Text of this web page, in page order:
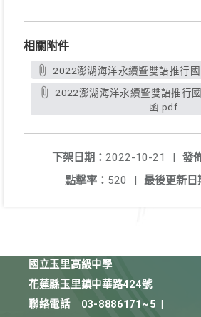
相關附件
2022澎湖海洋永續暨雙語推行
函.pdf
發
下架日期： 2022-10-21
|
最後更新日
點擊率： 520 |
國立玉里高級中學
花蓮縣玉里鎮中華路424號
聯絡電話
03-8886171~5